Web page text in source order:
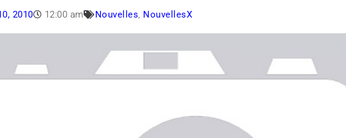
2010 12:00 am Nouvelles, NouvellesX